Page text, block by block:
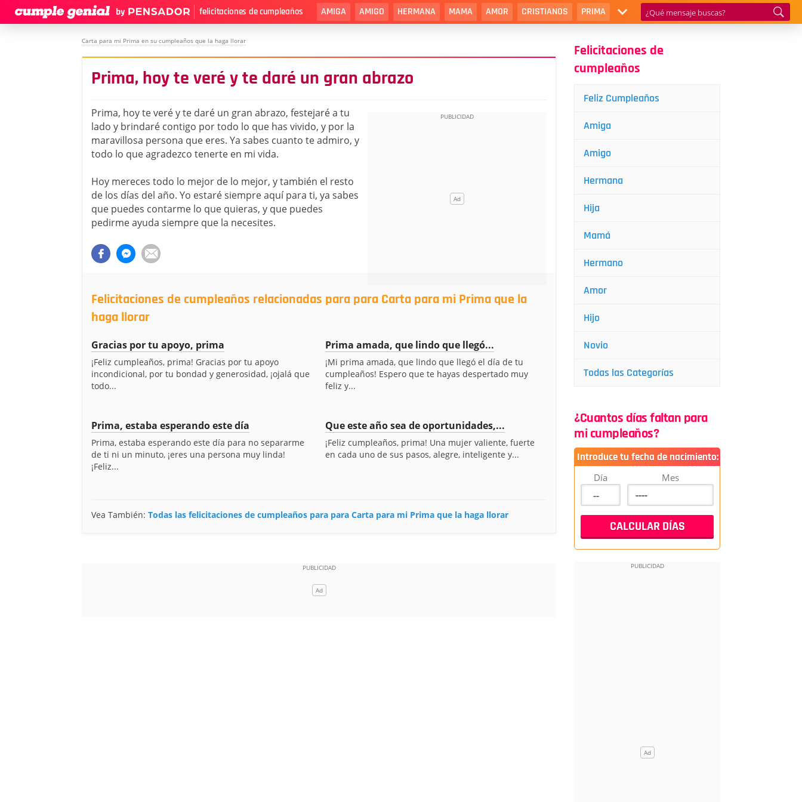
felicitaciones de cumpleaños AMIGA AMIGO HERMANA MAMA AMOR CRISTIANOS PRIMA
Carta para mi Prima en su cumpleaños que la haga llorar
Prima, hoy te veré y te daré un gran abrazo
Prima, hoy te veré y te daré un gran abrazo, festejaré a tu
lado y brindaré contigo por todo lo que has vivido, y por la
maravillosa persona que eres. Ya sabes cuanto te admiro, y
todo lo que agradezco tenerte en mi vida.
Hoy mereces todo lo mejor de lo mejor, y también el resto
de los días del año. Yo estaré siempre aquí para ti, ya sabes
que puedes contarme lo que quieras, y que puedes
pedirme ayuda siempre que la necesites.
Felicitaciones de cumpleaños relacionadas para para Carta para mi Prima que la
haga llorar
Gracias por tu apoyo, prima
¡Feliz cumpleaños, prima! Gracias por tu apoyo
incondicional, por tu bondad y generosidad, ¡ojalá que
todo...
Prima amada, que lindo que llegó...
¡Mi prima amada, que lindo que llegó el día de tu
cumpleaños! Espero que te hayas despertado muy
feliz y...
Prima, estaba esperando este día
Prima, estaba esperando este día para no separarme
de ti ni un minuto, ¡eres una persona muy linda!
¡Feliz...
Que este año sea de oportunidades,...
¡Feliz cumpleaños, prima! Una mujer valiente, fuerte
en cada uno de sus pasos, alegre, inteligente y...
Vea También: Todas las felicitaciones de cumpleaños para para Carta para mi Prima que la haga llorar
Felicitaciones de
cumpleaños
Feliz Cumpleaños
Amiga
Amigo
Hermana
Hija
Mamá
Hermano
Amor
Hijo
Novio
Todas las Categorías
¿Cuantos días faltan para
mi cumpleaños?
Introduce tu fecha de nacimiento:
Día Mes